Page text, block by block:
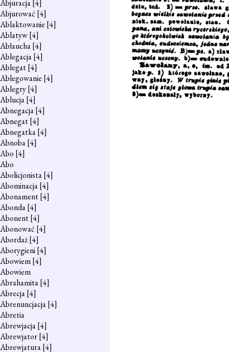
Abjuracja[4]
Abjurować [4]
Ablaktowanie [4]
Ablatyw[4]
Abłaucha[4]
Ablegacja[4]
Ablegat[4]
Ablegowanie [4]
Ablegry[4]
Ablucja[4]
Abnegacja[4]
Abnegat[4]
Abnegatka[4]
Abnoba[4]
Abo [4]
Abo
Abolicjonista[4]
Abominacja[4]
Abonament[4]
Abonda[4]
Abonent[4]
Abonować [4]
Abordaż[4]
Aborygieni[4]
Abowiem[4]
Abowiem
Abrahamita[4]
Abrecja[4]
Abrenuncjacja[4]
Abretia
Abrewjacja[4]
Abrewjator[4]
Abrewjatura[4]